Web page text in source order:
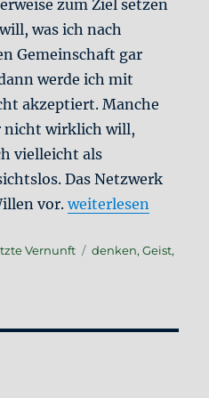
zum Ziel setzen
was ich nach
Gemeinschaft gar
werde ich mit
akzeptiert. Manche
nicht wirklich will,
vielleicht als
Das Netzwerk
vor.„Ist das Netz ein
weiterlesen
Vernunft Schlagwörter
denken,Geist,